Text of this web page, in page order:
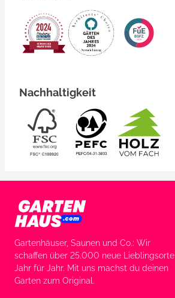
Nachhaltigkeit
Gartenhäuser, Saunen und Co.: Wir
schaffen über 25.000 neue Lieblingsorte
Jahr für Jahr. Mit uns machst du deinen
Garten zum Original.